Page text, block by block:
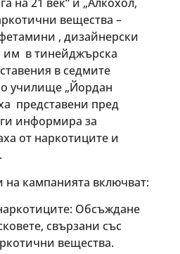
вещества –
, дизайнерски
им в тинейджърска
в седмите
училище „Йордан
представени пред
информира за
от наркотиците и
на кампанията включват:
Обсъждане
свързани със
вещества.